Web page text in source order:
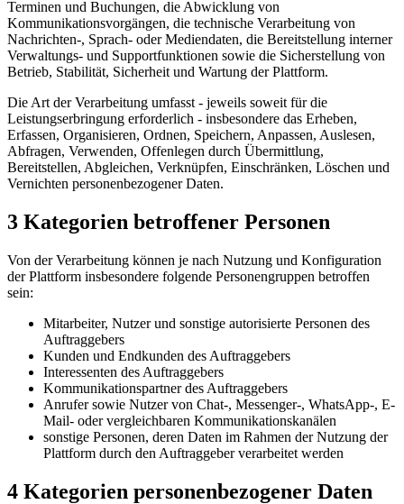
Terminen und Buchungen, die Abwicklung von
Kommunikationsvorgängen, die technische Verarbeitung von
Nachrichten-, Sprach- oder Mediendaten, die Bereitstellung interner
Verwaltungs- und Supportfunktionen sowie die Sicherstellung von
Betrieb, Stabilität, Sicherheit und Wartung der Plattform.
Die Art der Verarbeitung umfasst - jeweils soweit für die
Leistungserbringung erforderlich - insbesondere das Erheben,
Erfassen, Organisieren, Ordnen, Speichern, Anpassen, Auslesen,
Abfragen, Verwenden, Offenlegen durch Übermittlung,
Bereitstellen, Abgleichen, Verknüpfen, Einschränken, Löschen und
Vernichten personenbezogener Daten.
3 Kategorien betroffener Personen
Von der Verarbeitung können je nach Nutzung und Konfiguration
der Plattform insbesondere folgende Personengruppen betroffen
sein:
Mitarbeiter, Nutzer und sonstige autorisierte Personen des
Auftraggebers
Kunden und Endkunden des Auftraggebers
Interessenten des Auftraggebers
Kommunikationspartner des Auftraggebers
Anrufer sowie Nutzer von Chat-, Messenger-, WhatsApp-, E-
Mail- oder vergleichbaren Kommunikationskanälen
sonstige Personen, deren Daten im Rahmen der Nutzung der
Plattform durch den Auftraggeber verarbeitet werden
4 Kategorien personenbezogener Daten